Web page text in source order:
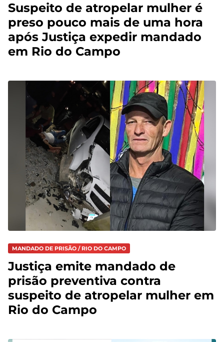
Suspeito de atropelar mulher é
preso pouco mais de uma hora
após Justiça expedir mandado
em Rio do Campo
MANDADO DE PRISÃO / RIO DO CAMPO
Justiça emite mandado de
prisão preventiva contra
suspeito de atropelar mulher em
Rio do Campo